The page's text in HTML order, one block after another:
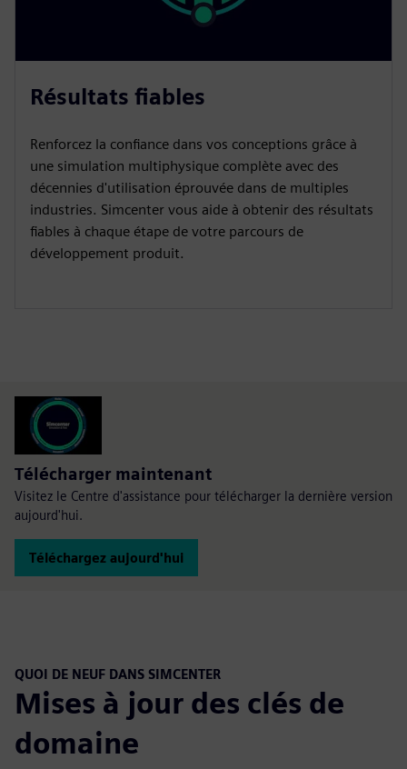
Résultats fiables
Renforcez la confiance dans vos conceptions grâce à
une simulation multiphysique complète avec des
décennies d'utilisation éprouvée dans de multiples
industries. Simcenter vous aide à obtenir des résultats
fiables à chaque étape de votre parcours de
développement produit.
Télécharger maintenant
Visitez le Centre d'assistance pour télécharger la dernière version
aujourd'hui.
Téléchargez aujourd'hui
QUOI DE NEUF DANS SIMCENTER
Mises à jour des clés de
domaine